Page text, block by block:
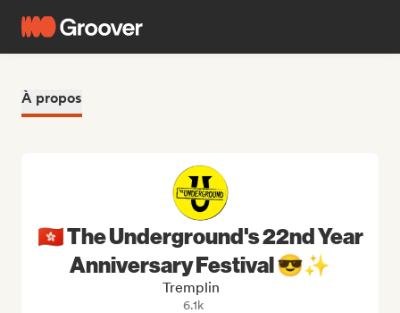
À propos
🇭🇰 The Underground's 22nd Year
Anniversary Festival 😎✨
Tremplin
6.1k